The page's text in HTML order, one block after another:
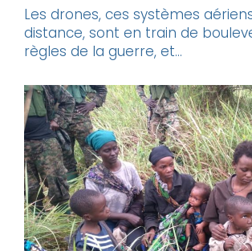
Les drones, ces systèmes
distance, sont en train de
règles de la guerre, et...